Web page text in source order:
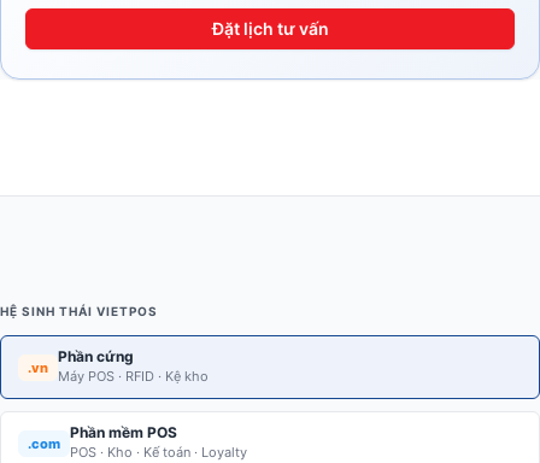
Đặt lịch tư vấn
HỆ SINH THÁI VIETPOS
.vn
Phần cứng
Máy POS · RFID · Kệ kho
.com
Phần mềm POS
POS · Kho · Kế toán · Loyalty